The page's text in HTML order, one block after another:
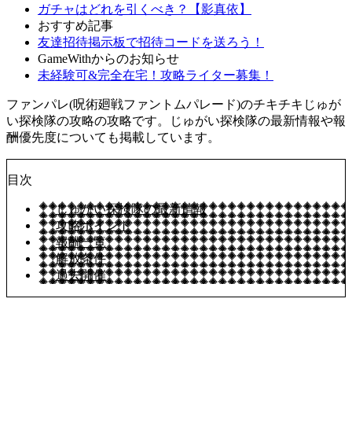
ガチャはどれを引くべき？【影真依】
おすすめ記事
友達招待掲示板で招待コードを送ろう！
GameWithからのお知らせ
未経験可&完全在宅！攻略ライター募集！
ファンパレ(呪術廻戦ファントムパレード)のチキチキじゅが
い探検隊の攻略の攻略です。じゅがい探検隊の最新情報や報
酬優先度についても掲載しています。
目次
じゅがい探検隊の最新情報
攻略ポイント
報酬一覧
解放条件
過去開催